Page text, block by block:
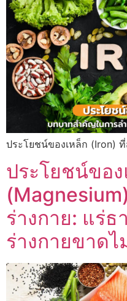
ประโยชน์ของเหล็ก (Iron)
ประโยชน์ขอ
ร่างกาย: แร่ธ
ร่างกายขาดไ